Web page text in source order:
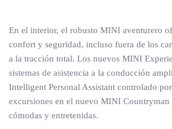
En el interior, el robusto MINI aventurero
confort y seguridad, incluso fuera de los
a la tracción total. Los nuevos MINI
sistemas de asistencia a la conducción
Intelligent Personal Assistant controlado
excursiones en el nuevo MINI Countryman
cómodas y entretenidas.